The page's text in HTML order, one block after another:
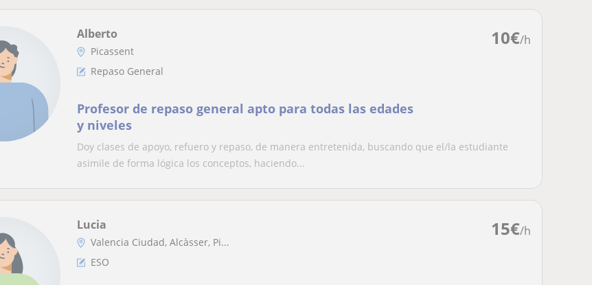
10€/h
Alberto
Picassent
Repaso General
Profesor de repaso general apto para todas las edades
y niveles
Doy clases de apoyo, refuero y repaso, de manera entretenida, buscando que el/la estudiante
asimile de forma lógica los conceptos, haciendo...
15€/h
Lucia
Valencia Ciudad, Alcàsser, Pi...
ESO